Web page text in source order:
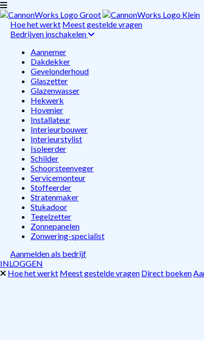
Hoe het werkt Meest gestelde vragen
Bedrijven inschakelen
Aannemer
Dakdekker
Gevelonderhoud
Glaszetter
Glazenwasser
Hekwerk
Hovenier
Installateur
Interieurbouwer
Interieurstylist
Isoleerder
Schilder
Schoorsteenveger
Servicemonteur
Stoffeerder
Stratenmaker
Stukadoor
Tegelzetter
Zonnepanelen
Zonwering-specialist
Aanmelden als bedrijf
INLOGGEN
Hoe het werkt Meest gestelde vragen Direct boeken